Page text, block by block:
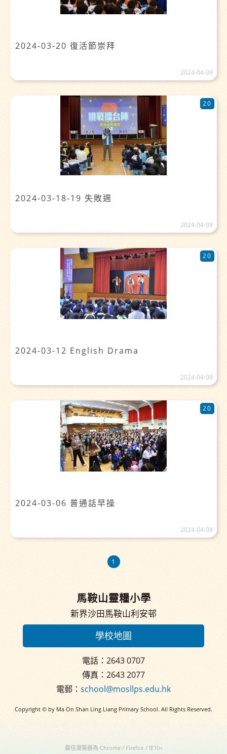
2024-03-20 復活節崇拜
2024-04-09
2024-03-18-19 失敗週
20
2024-04-09
2024-03-12 English Drama
20
2024-04-09
2024-03-06 普通話早操
20
2024-04-09
1
馬鞍山靈糧小學
新界沙田馬鞍山利安邨
學校地圖
電話：2643 0707
傳真：2643 2077
電郵： school@mosllps.edu.hk
Copyright © by Ma On Shan Ling Liang Primary School. All Rights Reserved.
最佳瀏覽器為 Chrome / Firefox / IE10+